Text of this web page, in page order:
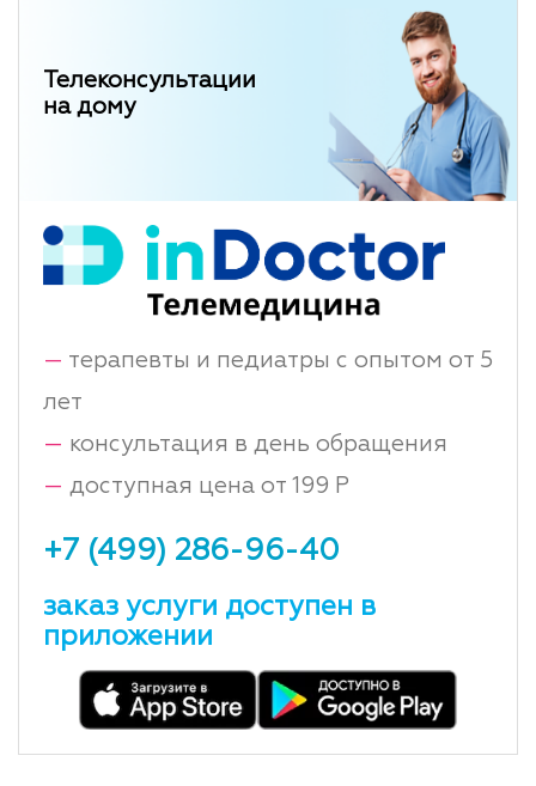
Телеконсультации
на дому
— терапевты и педиатры с опытом от 5
лет
— консультация в день обращения
— доступная цена от 199 Р
+7 (499) 286-96-40
заказ услуги доступен в
приложении